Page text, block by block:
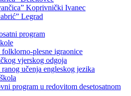
Koprivnički Ivanec
Legrad
program
plesne igraonice
vjerskog odgoja
učenja engleskog jezika
program u redovitom desetosatnom